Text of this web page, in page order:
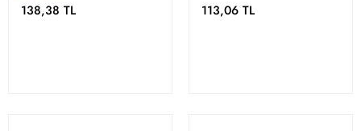
138,38 TL 113,06 TL